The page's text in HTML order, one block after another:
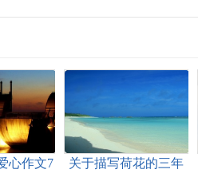
心作文7
关于描写荷花的三年